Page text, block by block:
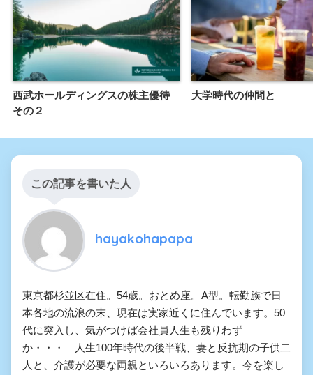
西武ホールディングスの株主優待
その２
大学時代の仲間と
この記事を書いた人
hayakohapapa
東京都杉並区在住。54歳。おとめ座。A型。転勤族で日
本各地の流浪の末、現在は実家近くに住んでいます。50
代に突入し、気がつけば会社員人生も残りわず
か・・・ 人生100年時代の後半戦、妻と反抗期の子供二
人と、介護が必要な両親といろいろあります。今を楽し